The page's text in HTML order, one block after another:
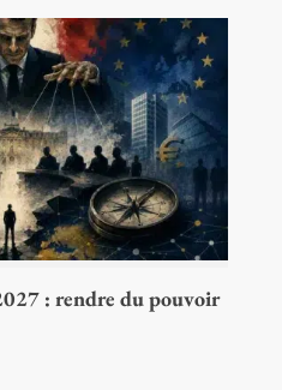
: rendre du pouvoir